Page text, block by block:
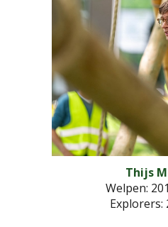
Thijs
Welpen:
Explorers: